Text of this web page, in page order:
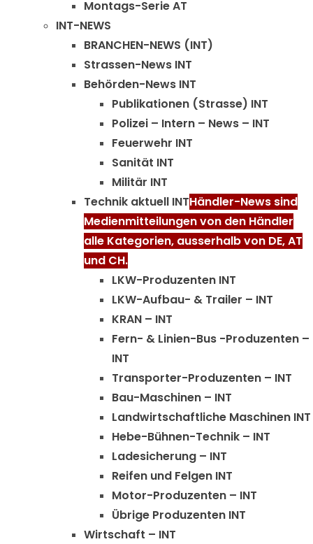
Montags-Serie AT
INT-NEWS
BRANCHEN-NEWS (INT)
Strassen-News INT
Behörden-News INT
Publikationen (Strasse) INT
Polizei – Intern – News – INT
Feuerwehr INT
Sanität INT
Militär INT
Technik aktuell INTHändler-News sind
Medienmitteilungen von den Händler
alle Kategorien, ausserhalb von DE, AT
und CH.
LKW-Produzenten INT
LKW-Aufbau- & Trailer – INT
KRAN – INT
Fern- & Linien-Bus -Produzenten –
INT
Transporter-Produzenten – INT
Bau-Maschinen – INT
Landwirtschaftliche Maschinen INT
Hebe-Bühnen-Technik – INT
Ladesicherung – INT
Reifen und Felgen INT
Motor-Produzenten – INT
Übrige Produzenten INT
Wirtschaft – INT